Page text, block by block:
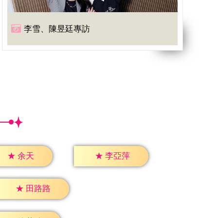
李雪、陳昱廷專訪
★ 余天 ★ 李亞萍
★ 田路路